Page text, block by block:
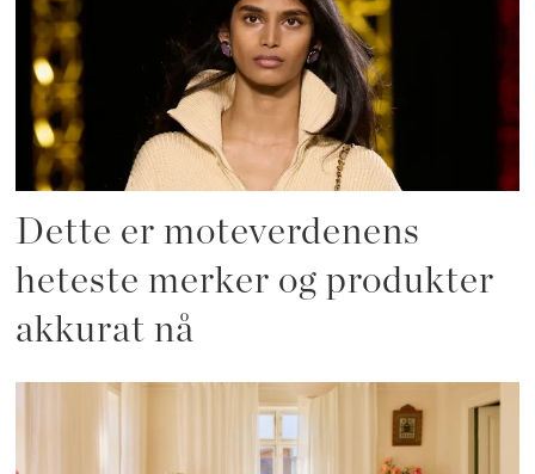
Dette er moteverdenens
heteste merker og produkter
akkurat nå